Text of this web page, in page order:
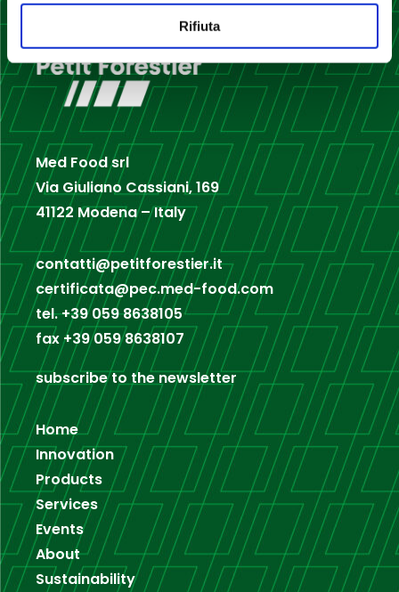
Rifiuta
Med Food srl
Via Giuliano Cassiani, 169
41122 Modena – Italy
contatti@petitforestier.it
certificata@pec.med-food.com
tel.+39 059 8638105
fax+39 059 8638107
subscribe to the newsletter
Home
Innovation
Products
Services
Events
About
Sustainability